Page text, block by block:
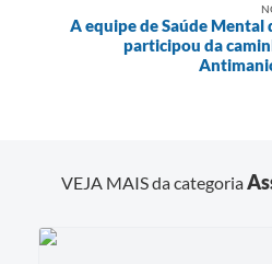
A equipe de Saúde Mental
participou da
VEJA MAIS da categoria